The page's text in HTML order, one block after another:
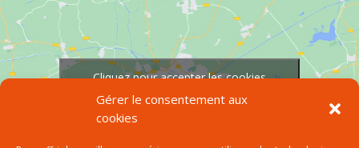
Gérer le consentement aux
cookies
Cliquez pour accepter les cookies
marketing et activer ce contenu